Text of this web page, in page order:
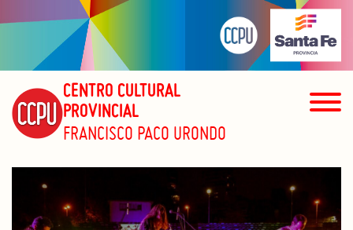
CENTRO CULTURAL
PROVINCIAL
FRANCISCO PACO URONDO